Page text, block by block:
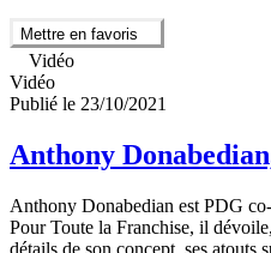
Mettre en favoris
Vidéo
Vidéo
Publié le 23/10/2021
Anthony
Anthony Donabedian est PDG
Pour Toute la Franchise, il
détails de son concept, ses atouts